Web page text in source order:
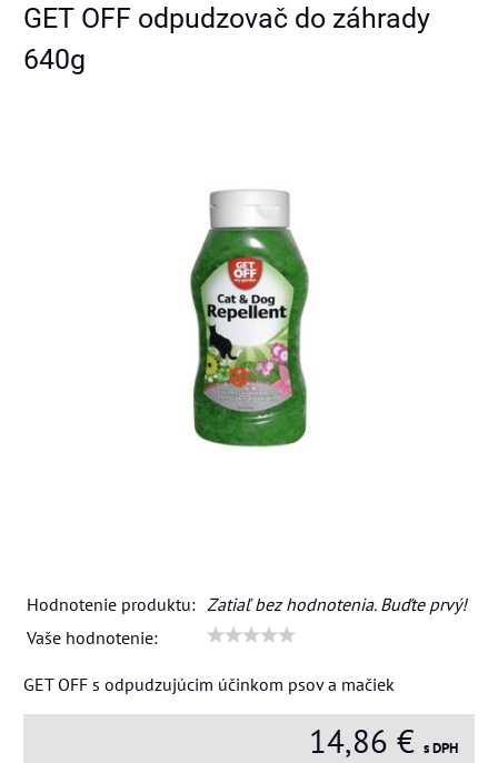
GET OFF odpudzovač do záhrady
640g
Hodnotenie produktu: Zatiaľ bez hodnotenia. Buďte prvý!
Vaše hodnotenie:
GET OFF s odpudzujúcim účinkom psov a mačiek
14,86 € s DPH